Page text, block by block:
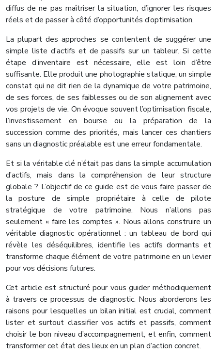
diffus de ne pas maîtriser la situation, d’ignorer les risques
réels et de passer à côté d’opportunités d’optimisation.
La plupart des approches se contentent de suggérer une
simple liste d’actifs et de passifs sur un tableur. Si cette
étape d’inventaire est nécessaire, elle est loin d’être
suffisante. Elle produit une photographie statique, un simple
constat qui ne dit rien de la dynamique de votre patrimoine,
de ses forces, de ses faiblesses ou de son alignement avec
vos projets de vie. On évoque souvent l’optimisation fiscale,
l’investissement en bourse ou la préparation de la
succession comme des priorités, mais lancer ces chantiers
sans un diagnostic préalable est une erreur fondamentale.
Et si la véritable clé n’était pas dans la simple accumulation
d’actifs, mais dans la compréhension de leur structure
globale ? L’objectif de ce guide est de vous faire passer de
la posture de simple propriétaire à celle de pilote
stratégique de votre patrimoine. Nous n’allons pas
seulement « faire les comptes ». Nous allons construire un
véritable diagnostic opérationnel : un tableau de bord qui
révèle les déséquilibres, identifie les actifs dormants et
transforme chaque élément de votre patrimoine en un levier
pour vos décisions futures.
Cet article est structuré pour vous guider méthodiquement
à travers ce processus de diagnostic. Nous aborderons les
raisons pour lesquelles un bilan initial est crucial, comment
lister et surtout classifier vos actifs et passifs, comment
choisir le bon niveau d’accompagnement, et enfin, comment
transformer cet état des lieux en un plan d’action concret.